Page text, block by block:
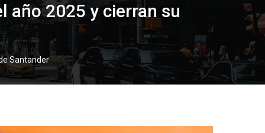
año 2025 y cierran su
Santander